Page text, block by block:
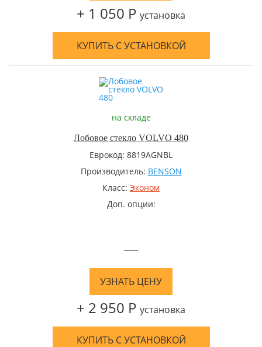
+ 1 050 Р установка
КУПИТЬ С УСТАНОВКОЙ
на складе
Лобовое стекло VOLVO 480
Еврокод: 8819AGNBL
Производитель: BENSON
Класс: Эконом
Доп. опции:
—
УЗНАТЬ ЦЕНУ
+ 2 950 Р установка
КУПИТЬ С УСТАНОВКОЙ